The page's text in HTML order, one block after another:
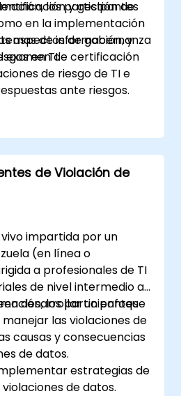
y gestión de
en la implementación
de información, y
examen de certificación
los participantes
aspectos de gobernanza
en TI.
de riesgo de TI e
ante riesgos.
para el examen
CRISC.
de Violación de
impartida por un
(en línea o
a profesionales de TI
de nivel intermedio a
desarrollar un enfoque
las violaciones de
los participantes
causas y consecuencias
de datos.
estrategias de
de datos.